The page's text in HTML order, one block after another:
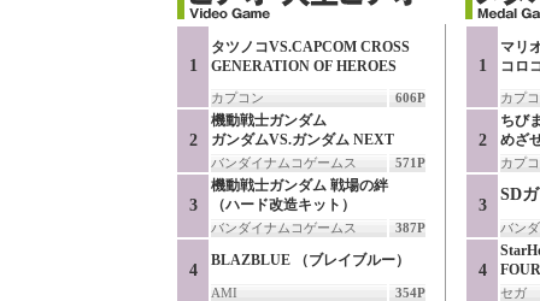
1
タツノコVS.CAPCOM CROSS
GENERATION OF HEROES
カプコン 606P
2
機動戦士ガンダム
ガンダムVS.ガンダム NEXT
バンダイナムコゲームス 571P
3
機動戦士ガンダム 戦場の絆
（ハード改造キット）
バンダイナムコゲームス 387P
4
BLAZBLUE （ブレイブルー）
AMI 354P
1
マリ
コロ
カプ
2
ちび
めざ
カプ
3
SD
バン
4
セガ